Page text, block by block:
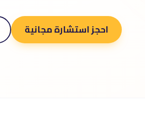
احجز استشارة مجانية